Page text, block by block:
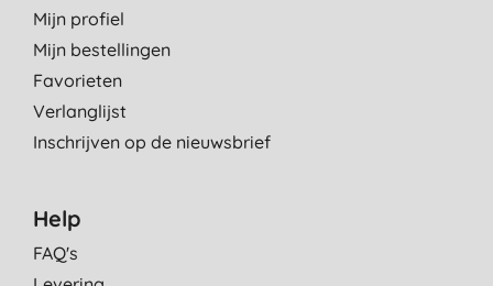
Mijn profiel
Mijn bestellingen
Favorieten
Verlanglijst
Inschrijven op de nieuwsbrief
Help
FAQ's